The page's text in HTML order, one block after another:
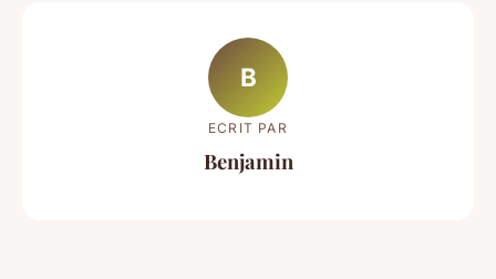
B
ECRIT PAR
Benjamin